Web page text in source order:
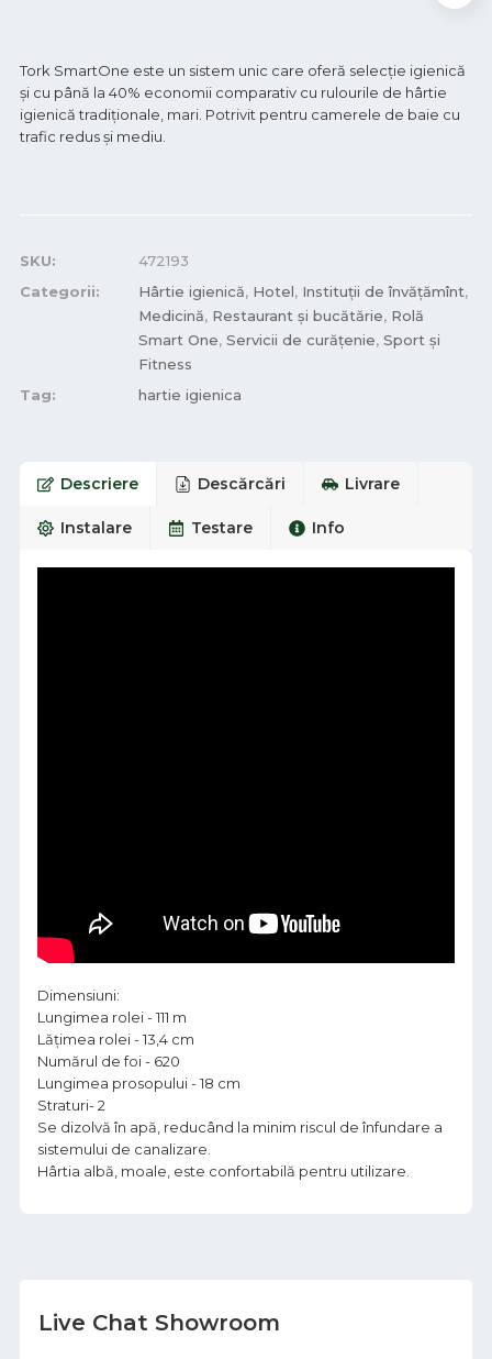
Live Chat Showroom
Tork SmartOne este un sistem unic care oferă selecție igienică
și cu până la 40% economii comparativ cu rulourile de hârtie
igienică tradiționale, mari. Potrivit pentru camerele de baie cu
trafic redus și mediu.
SKU:
472193
Categorii:
Hârtie igienică, Hotel, Instituții de învățămînt,
Medicină, Restaurant și bucătărie, Rolă
Smart One, Servicii de curățenie, Sport și
Fitness
Tag:
hartie igienica
Descriere Descărcări Livrare
Instalare Testare Info
Dimensiuni:
Lungimea rolei - 111 m
Lățimea rolei - 13,4 cm
Numărul de foi - 620
Lungimea prosopului - 18 cm
Straturi- 2
Se dizolvă în apă, reducând la minim riscul de înfundare a
sistemului de canalizare.
Hârtia albă, moale, este confortabilă pentru utilizare.